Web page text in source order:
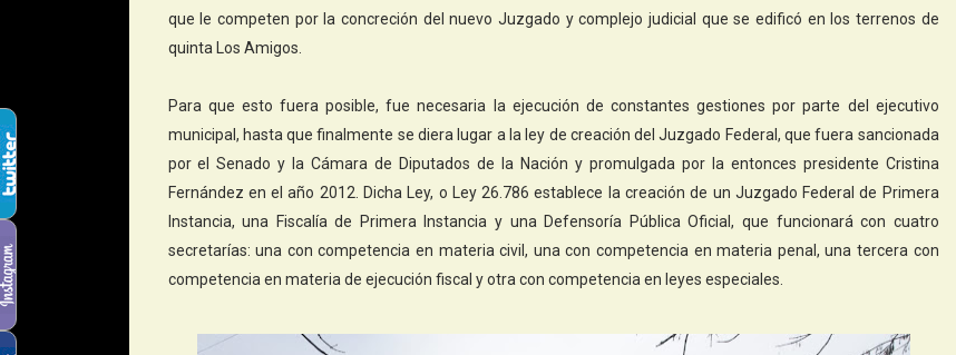
que le competen por la concreción del nuevo Juzgado y complejo judicial que se edificó en los terrenos de
quinta Los Amigos.
Para que esto fuera posible, fue necesaria la ejecución de constantes gestiones por parte del ejecutivo
municipal, hasta que finalmente se diera lugar a la ley de creación del Juzgado Federal, que fuera sancionada
por el Senado y la Cámara de Diputados de la Nación y promulgada por la entonces presidente Cristina
Fernández en el año 2012. Dicha Ley, o Ley 26.786 establece la creación de un Juzgado Federal de Primera
Instancia, una Fiscalía de Primera Instancia y una Defensoría Pública Oficial, que funcionará con cuatro
secretarías: una con competencia en materia civil, una con competencia en materia penal, una tercera con
competencia en materia de ejecución fiscal y otra con competencia en leyes especiales.